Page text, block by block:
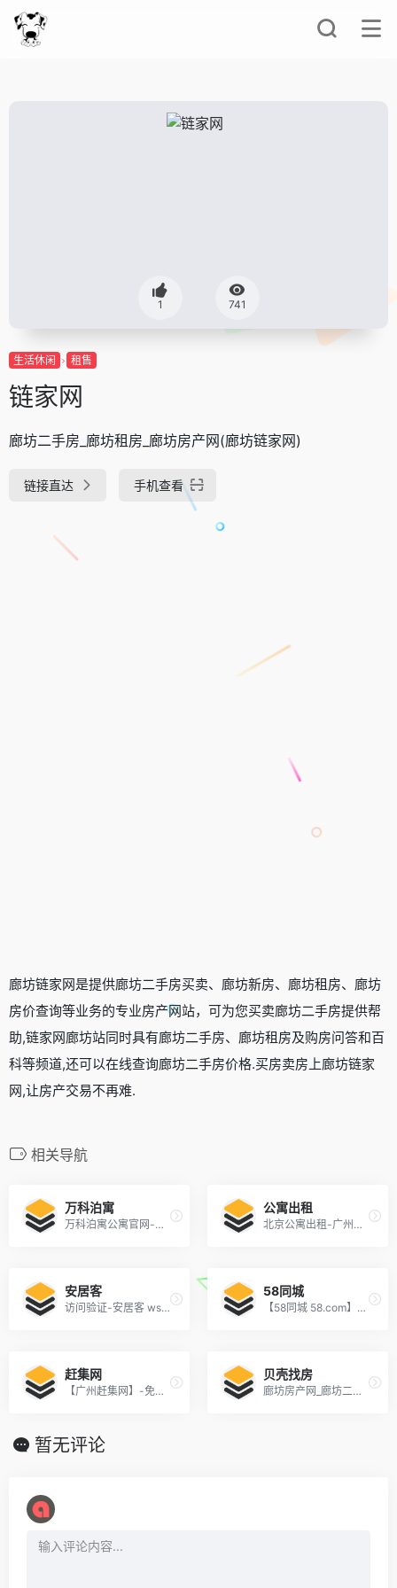
1 741
生活休闲 租售
链家网
廊坊二手房_廊坊租房_廊坊房产网(廊坊链家网)
链接直达 手机查看
廊坊链家网是提供廊坊二手房买卖、廊坊新房、廊坊租房、廊坊
房价查询等业务的专业房产网站，可为您买卖廊坊二手房提供帮
助,链家网廊坊站同时具有廊坊二手房、廊坊租房及购房问答和百
科等频道,还可以在线查询廊坊二手房价格.买房卖房上廊坊链家
网,让房产交易不再难.
相关导航
万科泊寓
万科泊寓公寓官网-为漂泊在外的有志青年提供一个温暖舒适的家
公寓出租
北京公寓出租-广州租房-宁波青年公寓-武汉品牌公寓-世联红璞
安居客
访问验证-安居客 ws:2067428850
58同城
【58同城 58.com】北京分类信息 - 本地 免费 高效
赶集网
【广州赶集网】-免费发布信息-广州分类信息门户
贝壳找房
廊坊房产网_廊坊二手房|租房|新房|房地产信息网【廊坊贝壳找房】
暂无评论